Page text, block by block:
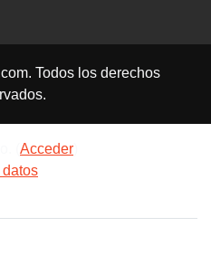
Todos los derechos
Acceder